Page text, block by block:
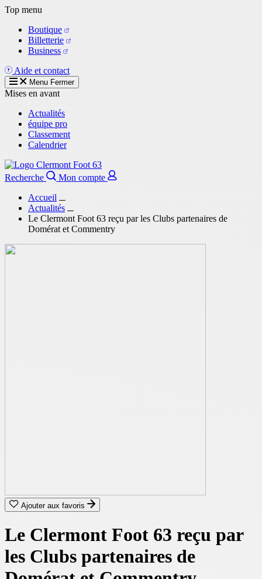
Aller
contenu
principal
Top menu
Boutique
Billetterie
Business
Aide et contact
Menu Fermer
Mises en avant
Actualités
équipe pro
Classement
Calendrier
Recherche
Mon compte
Accueil
Actualités
Le Clermont Foot 63 reçu par les Clubs partenaires de
Domérat et Commentry
Ajouter aux favoris
Le Clermont Foot 63 reçu par
les Clubs partenaires de